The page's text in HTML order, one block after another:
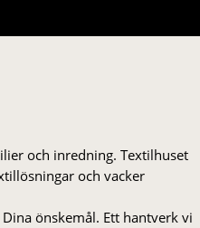
och inredning. Textilhuset
och vacker
önskemål. Ett hantverk vi